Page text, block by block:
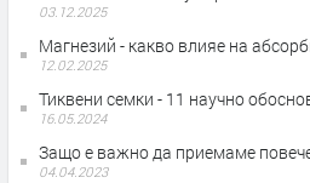
03.12.2025
Магнезий - какво влияе на
12.02.2025
Тиквени семки - 11 научно
16.05.2024
Защо е важно да приемаме
04.04.2023